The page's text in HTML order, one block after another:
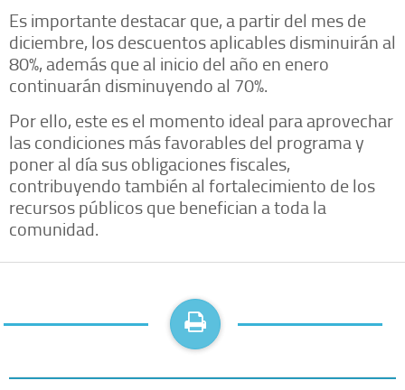
Es importante destacar que, a partir del mes de
diciembre, los descuentos aplicables disminuirán al
80%, además que al inicio del año en enero
continuarán disminuyendo al 70%.
Por ello, este es el momento ideal para aprovechar
las condiciones más favorables del programa y
poner al día sus obligaciones fiscales,
contribuyendo también al fortalecimiento de los
recursos públicos que benefician a toda la
comunidad.